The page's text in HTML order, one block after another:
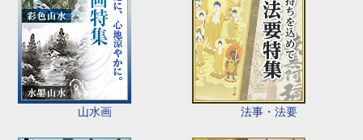
山水画 法事・法要